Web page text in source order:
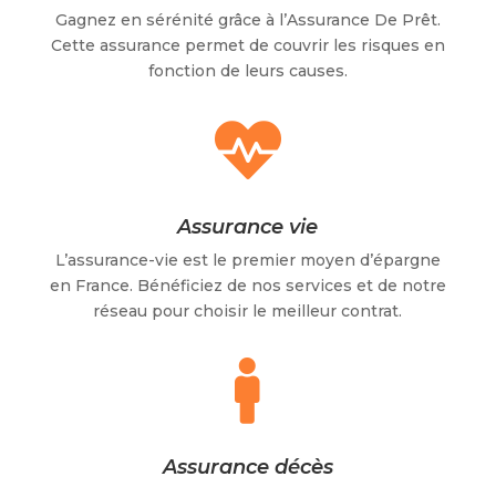
Gagnez en sérénité grâce à l’Assurance De Prêt.
Cette assurance permet de couvrir les risques en
fonction de leurs causes.

Assurance vie
L’assurance-vie est le premier moyen d’épargne
en France. Bénéficiez de nos services et de notre
réseau pour choisir le meilleur contrat.

Assurance décès